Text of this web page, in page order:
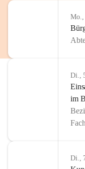
Mo.,
Di.,
im
Di.,